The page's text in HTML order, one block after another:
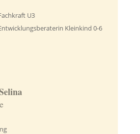
U3
Kleinkind 0-6